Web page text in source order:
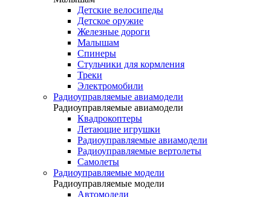
Детские велосипеды
Детское оружие
Железные дороги
Малышам
Спинеры
Стульчики для кормления
Треки
Электромобили
Радиоуправляемые авиамодели
Радиоуправляемые авиамодели
Квадрокоптеры
Летающие игрушки
Радиоуправляемые авиамодели
Радиоуправляемые вертолеты
Самолеты
Радиоуправляемые модели
Радиоуправляемые модели
Автомодели